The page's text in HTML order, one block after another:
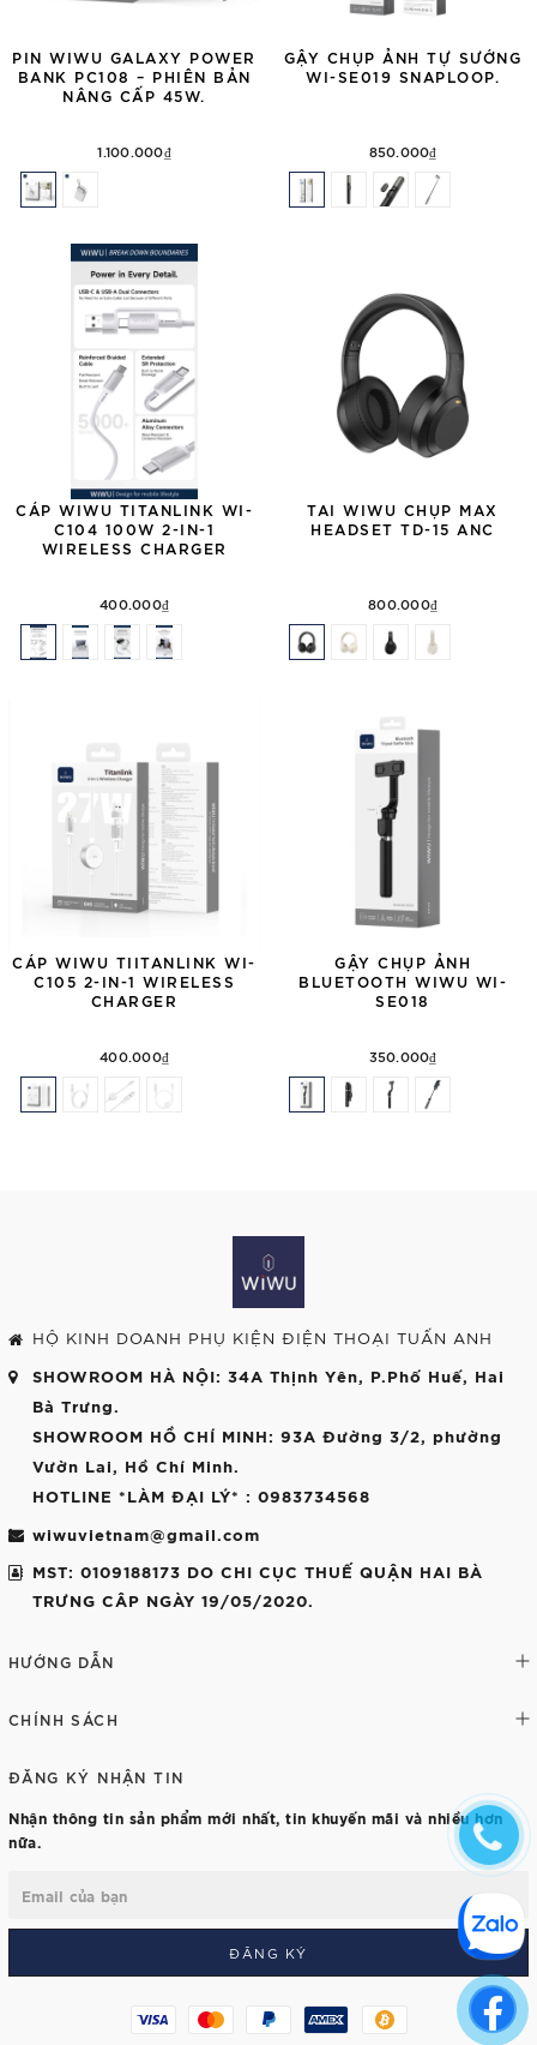
PIN WIWU GALAXY POWER
BANK PC108 – PHIÊN BẢN
NÂNG CẤP 45W.
1.100.000₫
GẬY CHỤP ẢNH TỰ SƯỚNG
WI-SE019 SNAPLOOP.
850.000₫
CÁP WIWU TITANLINK WI-
C104 100W 2-IN-1
WIRELESS CHARGER
400.000₫
TAI WIWU CHỤP MAX
HEADSET TD-15 ANC
800.000₫
CÁP WIWU TIITANLINK WI-
C105 2-IN-1 WIRELESS
CHARGER
400.000₫
GẬY CHỤP ẢNH
BLUETOOTH WIWU WI-
SE018
350.000₫
HỘ KINH DOANH PHỤ KIỆN ĐIỆN THOẠI TUẤN ANH
SHOWROOM HÀ NỘI: 34A Thịnh Yên, P.Phố Huế, Hai
Bà Trưng.
SHOWROOM HỒ CHÍ MINH: 93A Đường 3/2, phường
Vườn Lai, Hồ Chí Minh.
HOTLINE *LÀM ĐẠI LÝ* : 0983734568
wiwuvietnam@gmail.com
MST: 0109188173 DO CHI CỤC THUẾ QUẬN HAI BÀ
TRƯNG CÂP NGÀY 19/05/2020.
HƯỚNG DẪN
CHÍNH SÁCH
ĐĂNG KÝ NHẬN TIN
Nhận thông tin sản phẩm mới nhất, tin khuyến mãi và nhiều hơn
nữa.
ĐĂNG KÝ